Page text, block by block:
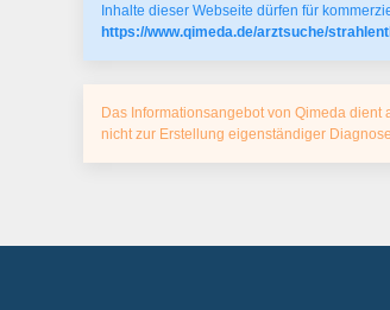
Inhalte dieser Webseite dürfen für
https://www.qimeda.de/arztsuche/
Das Informationsangebot von Qimeda
nicht zur Erstellung eigenständiger